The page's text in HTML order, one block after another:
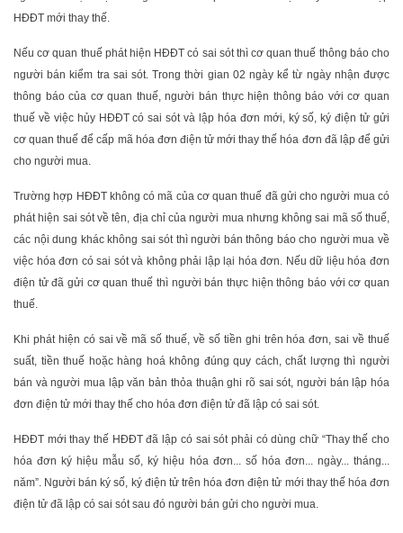
HĐĐT mới thay thế.
Nếu cơ quan thuế phát hiện HĐĐT có sai sót thì cơ quan thuế thông báo cho
người bán kiểm tra sai sót. Trong thời gian 02 ngày kể từ ngày nhận được
thông báo của cơ quan thuế, người bán thực hiện thông báo với cơ quan
thuế về việc hủy HĐĐT có sai sót và lập hóa đơn mới, ký số, ký điện tử gửi
cơ quan thuế để cấp mã hóa đơn điện tử mới thay thế hóa đơn đã lập để gửi
cho người mua.
Trường hợp HĐĐT không có mã của cơ quan thuế đã gửi cho người mua có
phát hiện sai sót về tên, địa chỉ của người mua nhưng không sai mã số thuế,
các nội dung khác không sai sót thì người bán thông báo cho người mua về
việc hóa đơn có sai sót và không phải lập lại hóa đơn. Nếu dữ liệu hóa đơn
điện tử đã gửi cơ quan thuế thì người bán thực hiện thông báo với cơ quan
thuế.
Khi phát hiện có sai về mã số thuế, về số tiền ghi trên hóa đơn, sai về thuế
suất, tiền thuế hoặc hàng hoá không đúng quy cách, chất lượng thì người
bán và người mua lập văn bản thỏa thuận ghi rõ sai sót, người bán lập hóa
đơn điện tử mới thay thế cho hóa đơn điện tử đã lập có sai sót.
HĐĐT mới thay thế HĐĐT đã lập có sai sót phải có dùng chữ “Thay thế cho
hóa đơn ký hiệu mẫu số, ký hiệu hóa đơn... số hóa đơn... ngày... tháng...
năm”. Người bán ký số, ký điện tử trên hóa đơn điện tử mới thay thế hóa đơn
điện tử đã lập có sai sót sau đó người bán gửi cho người mua.